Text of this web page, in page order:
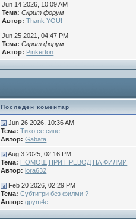
Jun 14 2026, 10:09 AM
Тема: Скрит форум
Автор: Thank YOU!
Jun 25 2021, 04:47 PM
Тема: Скрит форум
Автор: Pinkerton
Последен коментар
Jun 26 2026, 10:36 AM
Тема: Тихо се сипе...
Автор: Gabata
Aug 3 2025, 02:16 PM
Тема: ПОМОЩ ПРИ ПРЕВОД НА ФИЛМИ
Автор: lora632
Feb 20 2026, 02:29 PM
Тема: Субтитри без филми ?
Автор: gpym4e